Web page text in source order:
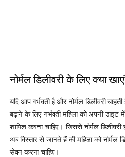
नोर्मल डिलीवरी के लिए क्या खाएं
यदि आप गर्भवती है और नोर्मल डिलीवरी
बढ़ाने के लिए गर्भवती महिला को अपनी डाइट
शामिल करना चाहिए। जिससे नोर्मल
अब विस्तार से जानते हैं की महिला को नोर्मल
सेवन करना चाहिए।